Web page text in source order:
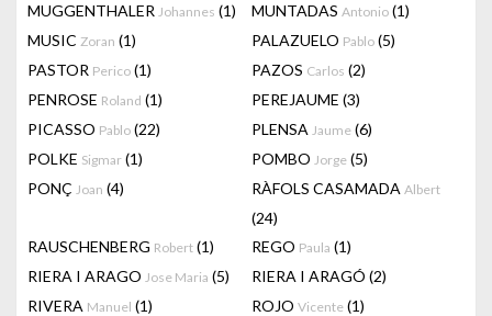
MUGGENTHALER Johannes (1) MUNTADAS Antonio (1)
MUSIC Zoran (1) PALAZUELO Pablo (5)
PASTOR Perico (1) PAZOS Carlos (2)
PENROSE Roland (1) PEREJAUME (3)
PICASSO Pablo (22) PLENSA Jaume (6)
POLKE Sigmar (1) POMBO Jorge (5)
PONÇ Joan (4) RÀFOLS CASAMADA Albert
(24)
RAUSCHENBERG Robert (1) REGO Paula (1)
RIERA I ARAGO Jose Maria (5) RIERA I ARAGÓ (2)
RIVERA Manuel (1) ROJO Vicente (1)